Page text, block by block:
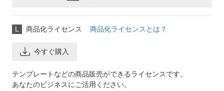
L 商品化ライセンス 商品化ライセンスとは？
今すぐ購入
テンプレートなどの商品販売ができるライセンスです。
あなたのビジネスにご活用ください。